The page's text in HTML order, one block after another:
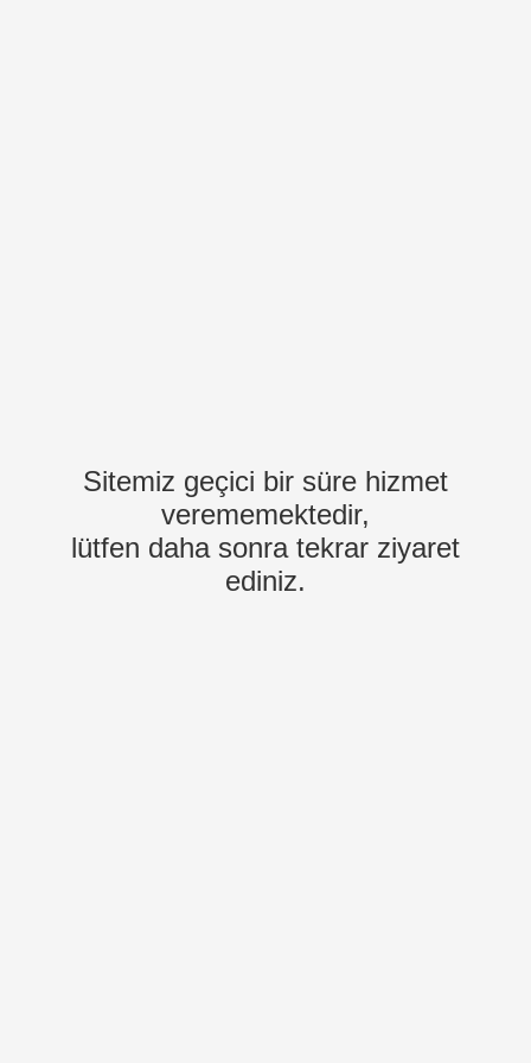
Sitemiz geçici bir süre hizmet
verememektedir,
lütfen daha sonra tekrar ziyaret
ediniz.